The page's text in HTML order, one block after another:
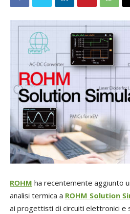
ROHM ha recentemente aggiunto
analisi termica a ROHM Solution
ai progettisti di circuiti elettronici e